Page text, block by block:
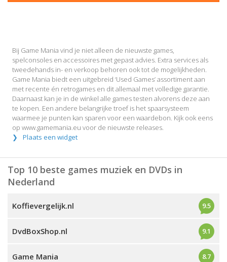
Bij Game Mania vind je niet alleen de nieuwste games,
spelconsoles en accessoires met gepast advies. Extra services als
tweedehands in- en verkoop behoren ook tot de mogelijkheden.
Game Mania biedt een uitgebreid ‘Used Games’ assortiment aan
met recente én retrogames en dit allemaal met volledige garantie.
Daarnaast kan je in de winkel alle games testen alvorens deze aan
te kopen. Een andere belangrijke troef is het spaarsysteem
waarmee je punten kan sparen voor een waardebon. Kijk ook eens
op www.gamemania.eu voor de nieuwste releases.
Plaats een widget
Top 10 beste games muziek en DVDs in
Nederland
Koffievergelijk.nl 9.5
DvdBoxShop.nl 9.1
Game Mania 8.7